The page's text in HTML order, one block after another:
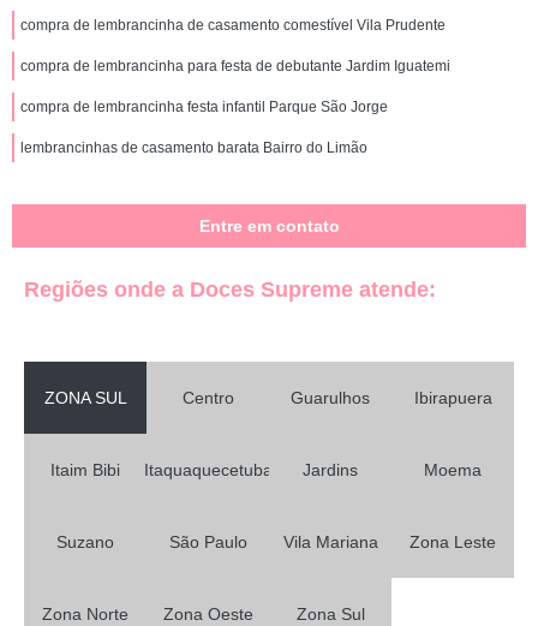
compra de lembrancinha de casamento comestível Vila Prudente
compra de lembrancinha para festa de debutante Jardim Iguatemi
compra de lembrancinha festa infantil Parque São Jorge
lembrancinhas de casamento barata Bairro do Limão
Entre em contato
Regiões onde a Doces Supreme atende:
ZONA SUL Centro Guarulhos Ibirapuera
Itaim Bibi Itaquaquecetuba Jardins Moema
Suzano São Paulo Vila Mariana Zona Leste
Zona Norte Zona Oeste Zona Sul